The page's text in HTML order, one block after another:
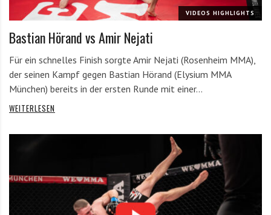
VIDEOS HIGHLIGHTS
Bastian Hörand vs Amir Nejati
Für ein schnelles Finish sorgte Amir Nejati (Rosenheim MMA),
der seinen Kampf gegen Bastian Hörand (Elysium MMA
München) bereits in der ersten Runde mit einer…
WEITERLESEN